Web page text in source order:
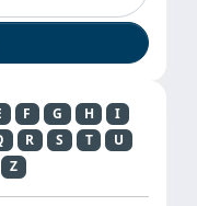
F G H
I
R S T
U
Z